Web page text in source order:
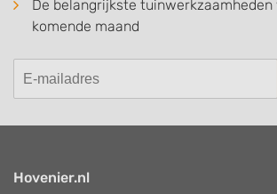
De belangrijkste tuinwerkzaamheden
komende maand
Hovenier.nl